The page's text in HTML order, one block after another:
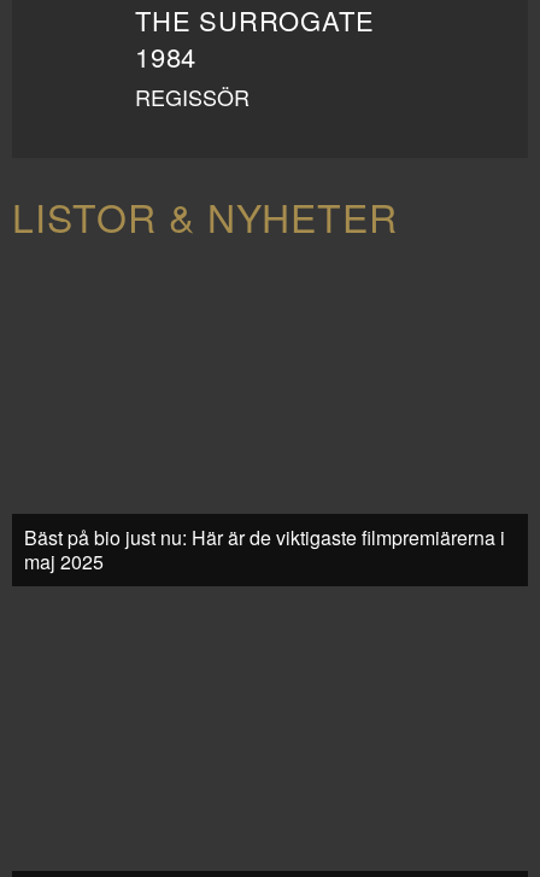
THE SURROGATE
1984
REGISSÖR
LISTOR & NYHETER
Bäst på bio just nu: Här är de viktigaste filmpremiärerna i
maj 2025